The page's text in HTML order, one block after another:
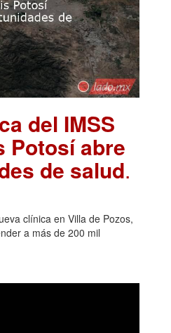
del IMSS
Potosí abre
de salud.
clínica en Villa de Pozos,
a más de 200 mil